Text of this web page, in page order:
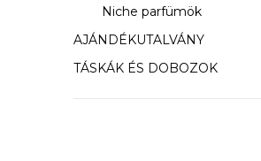
Niche parfümök
AJÁNDÉKUTALVÁNY
TÁSKÁK ÉS DOBOZOK